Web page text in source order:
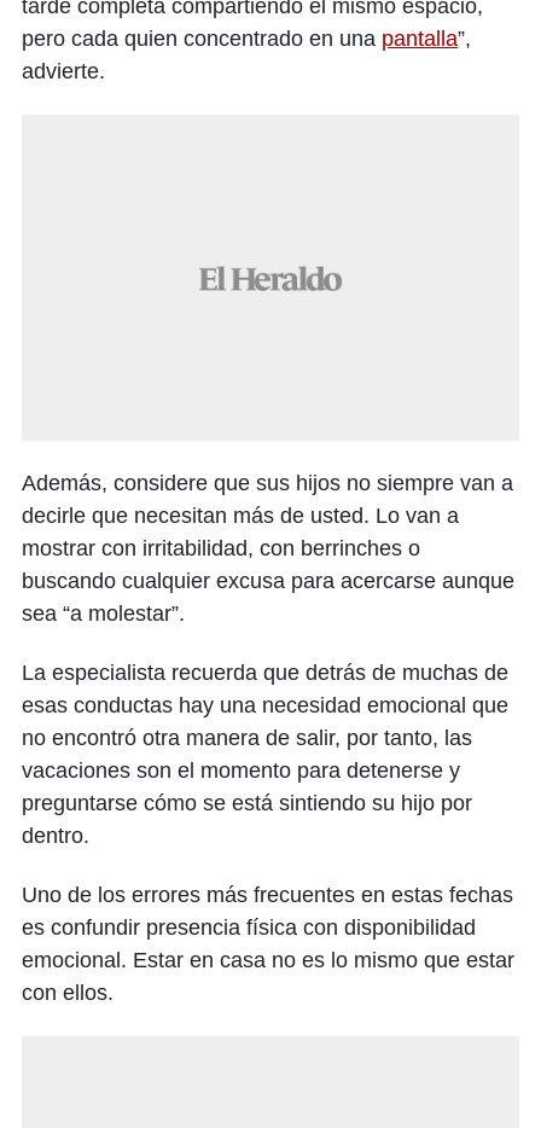
tarde completa compartiendo el mismo espacio,
pero cada quien concentrado en una pantalla”,
advierte.
Además, considere que sus hijos no siempre van a
decirle que necesitan más de usted. Lo van a
mostrar con irritabilidad, con berrinches o
buscando cualquier excusa para acercarse aunque
sea “a molestar”.
La especialista recuerda que detrás de muchas de
esas conductas hay una necesidad emocional que
no encontró otra manera de salir, por tanto, las
vacaciones son el momento para detenerse y
preguntarse cómo se está sintiendo su hijo por
dentro.
Uno de los errores más frecuentes en estas fechas
es confundir presencia física con disponibilidad
emocional. Estar en casa no es lo mismo que estar
con ellos.